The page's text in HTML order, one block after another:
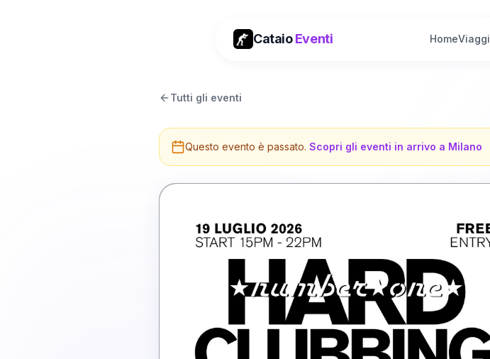
CataioEventi HomeViaggi
Tutti gli eventi
Questo evento è passato. Scopri gli eventi in arrivo a Milano